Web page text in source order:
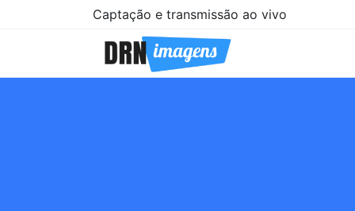
Captação e transmissão ao vivo